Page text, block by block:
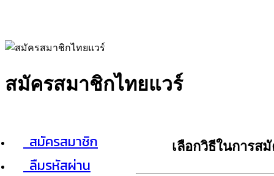
สมัครสมาชิกไทยแวร์
สมัครสมาชิก
ลืมรหัสผ่าน
เลือกวิธีในการส